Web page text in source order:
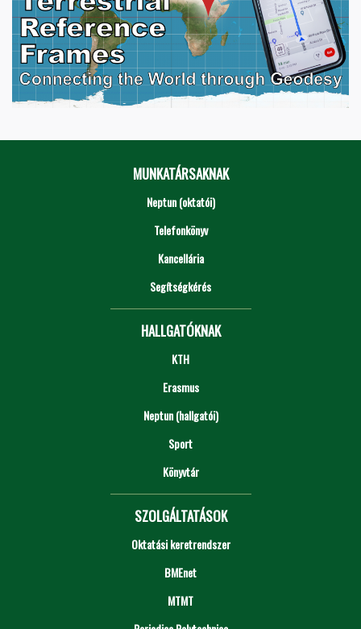
MUNKATÁRSAKNAK
Neptun (oktatói)
Telefonkönyv
Kancellária
Segítségkérés
HALLGATÓKNAK
KTH
Erasmus
Neptun (hallgatói)
Sport
Könyvtár
SZOLGÁLTATÁSOK
Oktatási keretrendszer
BMEnet
MTMT